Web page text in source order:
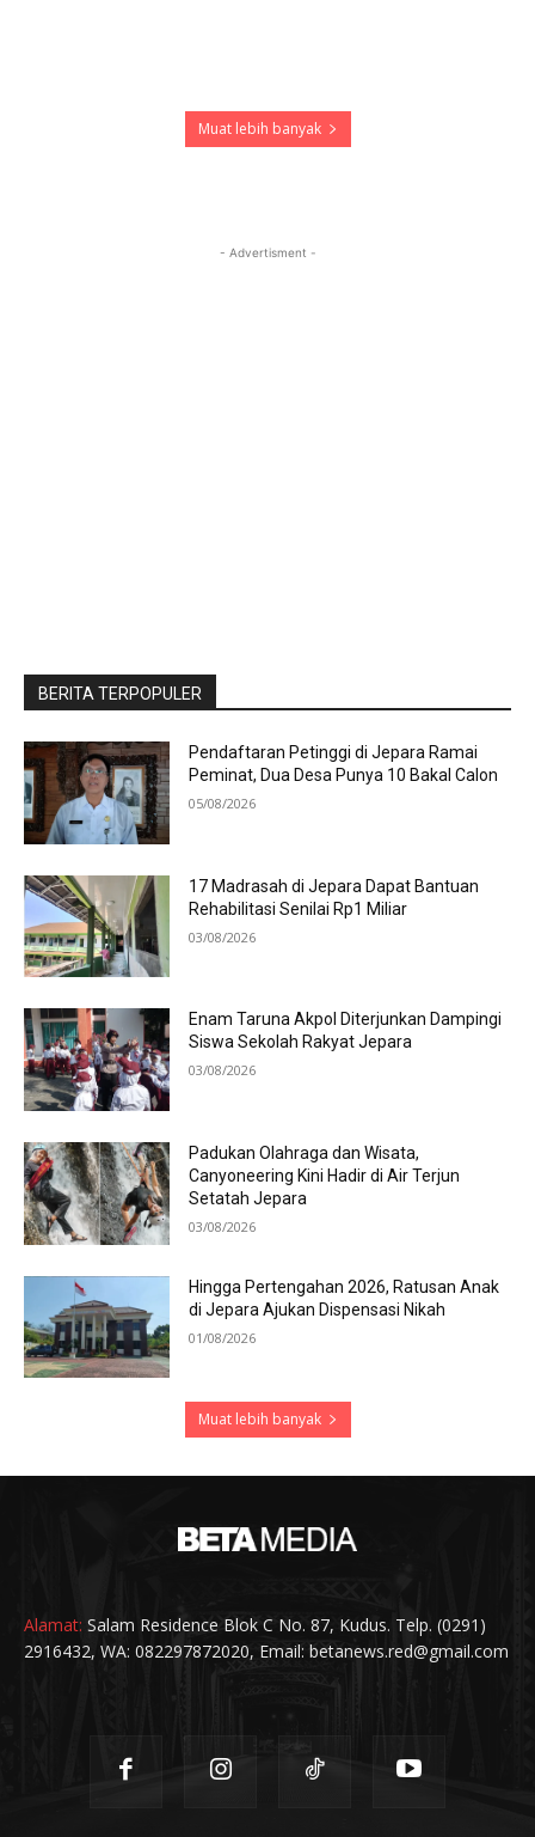
Muat lebih banyak
- Advertisment -
BERITA TERPOPULER
Pendaftaran Petinggi di Jepara Ramai
Peminat, Dua Desa Punya 10 Bakal Calon
05/08/2026
17 Madrasah di Jepara Dapat Bantuan
Rehabilitasi Senilai Rp1 Miliar
03/08/2026
Enam Taruna Akpol Diterjunkan Dampingi
Siswa Sekolah Rakyat Jepara
03/08/2026
Padukan Olahraga dan Wisata,
Canyoneering Kini Hadir di Air Terjun
Setatah Jepara
03/08/2026
Hingga Pertengahan 2026, Ratusan Anak
di Jepara Ajukan Dispensasi Nikah
01/08/2026
Muat lebih banyak
Alamat: Salam Residence Blok C No. 87, Kudus. Telp. (0291)
2916432, WA: 082297872020, Email: betanews.red@gmail.com